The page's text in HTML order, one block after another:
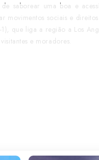
saborear uma boa e
movimentos sociais e
que liga a região a Los
e moradores.